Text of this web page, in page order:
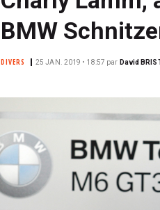
BMW
DIVERS 25 JAN. 2019 • 18:57 par David